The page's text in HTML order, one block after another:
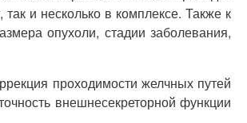
и несколько в комплексе. Также к
опухоли, стадии заболевания,
проходимости желчных путей
внешнесекреторной функции